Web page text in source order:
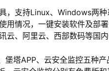
，支持Linux、Windows两
用情况，一键安装软件及部
、阿里云、西部数码等国内
塔APP、云安全监控五种